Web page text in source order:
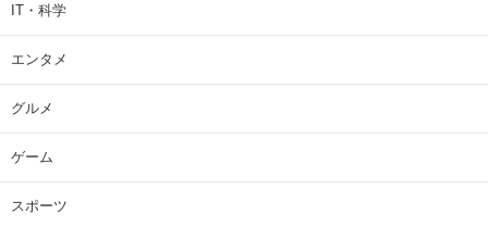
IT・科学
エンタメ
グルメ
ゲーム
スポーツ